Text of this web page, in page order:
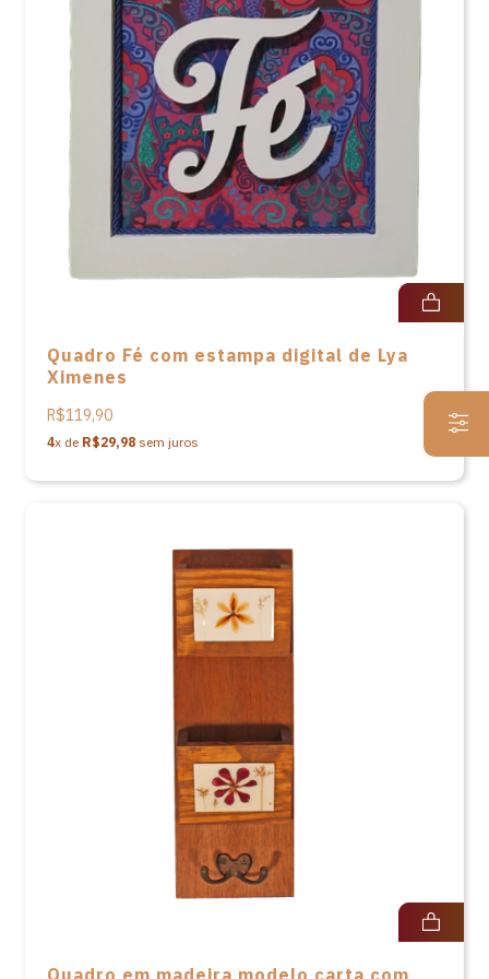
Quadro Fé com estampa digital de Lya
Ximenes
R$119,90
4x de R$29,98 sem juros
Quadro em madeira modelo carta com